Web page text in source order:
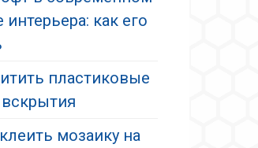
интерьера: как его
пластиковые
мозаику на